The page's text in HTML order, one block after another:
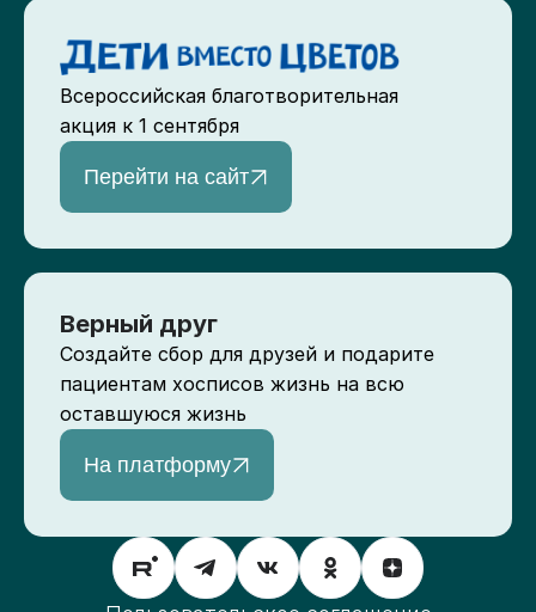
Всероссийская благотворительная
акция к 1 сентября
Перейти на сайт
Верный друг
Создайте сбор для друзей и подарите
пациентам хосписов жизнь на всю
оставшуюся жизнь
На платформу